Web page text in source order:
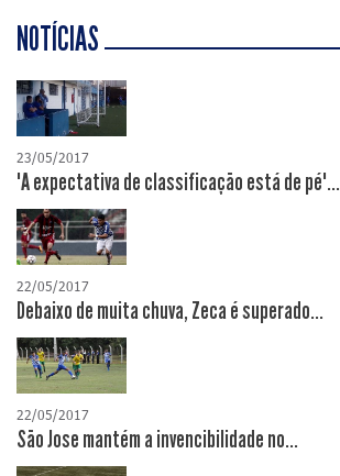
NOTÍCIAS
23/05/2017
"A expectativa de classificação está de pé"...
22/05/2017
Debaixo de muita chuva, Zeca é superado...
22/05/2017
São Jose mantém a invencibilidade no...